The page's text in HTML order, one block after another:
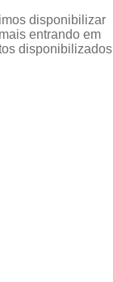
disponibilizar
entrando em
disponibilizados